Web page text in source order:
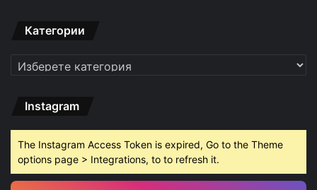
Категории
Категории
Instagram
The Instagram Access Token is expired, Go to the Theme
options page > Integrations, to to refresh it.